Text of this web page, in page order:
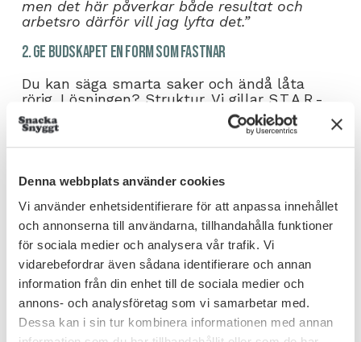
Denna webbplats använder cookies
Vi använder enhetsidentifierare för att anpassa innehållet
och annonserna till användarna, tillhandahålla funktioner
för sociala medier och analysera vår trafik. Vi
vidarebefordrar även sådana identifierare och annan
information från din enhet till de sociala medier och
annons- och analysföretag som vi samarbetar med.
Dessa kan i sin tur kombinera informationen med annan
men det här påverkar både resultat och
arbetsro därför vill jag lyfta det.”
2. Ge budskapet en form som fastnar
Du kan säga smarta saker och ändå låta
rörig. Lösningen? Struktur. Vi gillar S.T.A.R.-
modellen:
Situation – Turning point – Action –
Den är enkel att komma ihåg, och funkar i
allt från hisspitchar till ledningsmöten.
Testa: “Vi stod inför en kund som plötsligt
backade (situation), vi fick tänka om snabbt
(turning point), vi tog fram en lösning över
helgen (action) och i dag är de vår största
kund (resultat).”
3. Kroppsspråket avslöjar om du tror på det du säger